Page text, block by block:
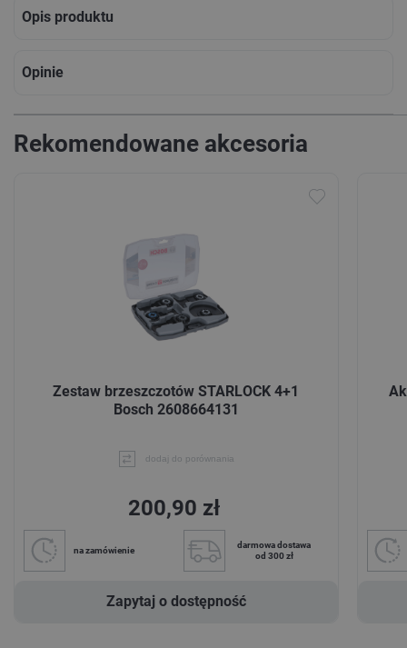
Opis produktu
Opinie
Rekomendowane akcesoria
Zestaw brzeszczotów STARLOCK 4+1
Bosch 2608664131
dodaj do porównania
200,90 zł
na zamówienie
darmowa dostawa
od 300 zł
Zapytaj o dostępność